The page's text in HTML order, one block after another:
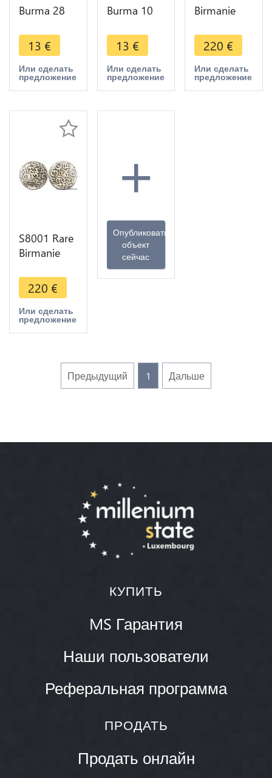
Burma 28
> Faire
Offre
13 €
Или сделать
предложение
Burma 10
> Faire
Offre
13 €
Или сделать
предложение
Birmanie
Arakans
Bodowpaya
1785
Argent
220 €
Или сделать
предложение
S8001 Rare
Birmanie
Sanda
Thudhamma
1652
Argent
220 €
Или сделать
предложение
+
Опубликовать
объект
сейчас
Предыдущий 1 Дальше
КУПИТЬ
MS Гарантия
Наши пользователи
Реферальная программа
ПРОДАТЬ
Продать онлайн